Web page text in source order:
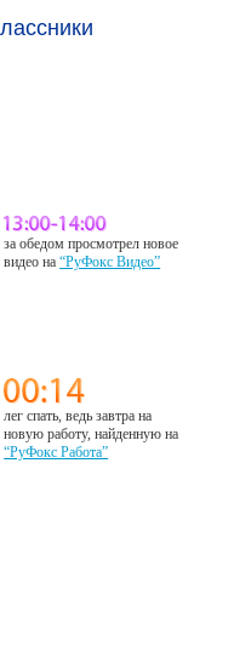
за обедом просмотрел новое
видео на“РуФокс Видео”
лег спать, ведь завтра на
новую работу, найденную на
“РуФокс Работа”